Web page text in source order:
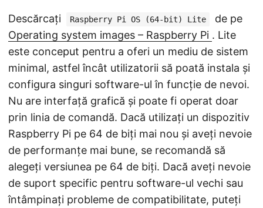
Descărcați Raspberry Pi OS (64-bit) Lite
de pe
Operating system images – Raspberry Pi . Lite
este conceput pentru a oferi un mediu de sistem
minimal, astfel încât utilizatorii să poată instala și
configura singuri software-ul în funcție de nevoi.
Nu are interfață grafică și poate fi operat doar
prin linia de comandă. Dacă utilizați un dispozitiv
Raspberry Pi pe 64 de biți mai nou și aveți nevoie
de performanțe mai bune, se recomandă să
alegeți versiunea pe 64 de biți. Dacă aveți nevoie
de suport specific pentru software-ul vechi sau
întâmpinați probleme de compatibilitate, puteți